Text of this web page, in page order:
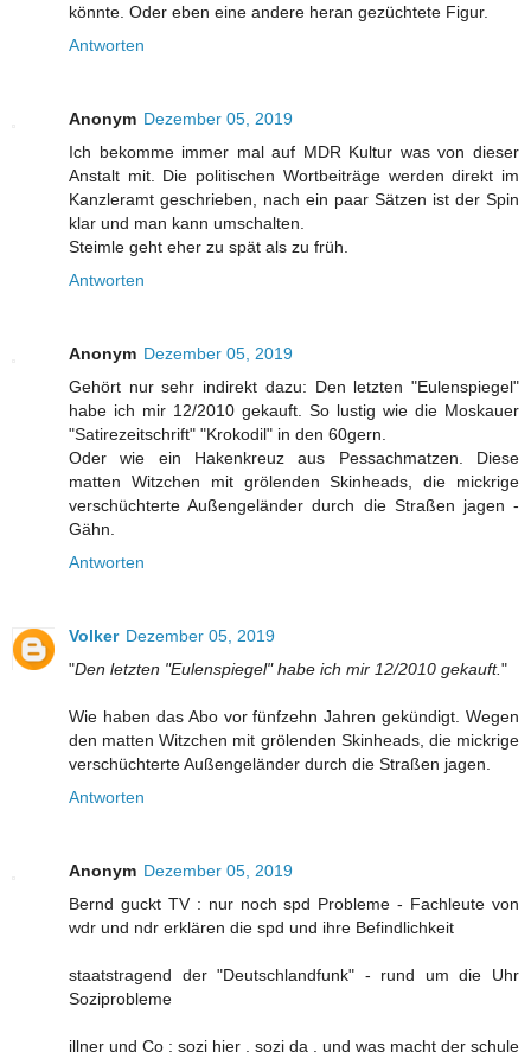
könnte. Oder eben eine andere heran gezüchtete Figur.
Antworten
Anonym Dezember 05, 2019
Ich bekomme immer mal auf MDR Kultur was von dieser
Anstalt mit. Die politischen Wortbeiträge werden direkt im
Kanzleramt geschrieben, nach ein paar Sätzen ist der Spin
klar und man kann umschalten.
Steimle geht eher zu spät als zu früh.
Antworten
Anonym Dezember 05, 2019
Gehört nur sehr indirekt dazu: Den letzten "Eulenspiegel"
habe ich mir 12/2010 gekauft. So lustig wie die Moskauer
"Satirezeitschrift" "Krokodil" in den 60gern.
Oder wie ein Hakenkreuz aus Pessachmatzen. Diese
matten Witzchen mit grölenden Skinheads, die mickrige
verschüchterte Außengeländer durch die Straßen jagen -
Gähn.
Antworten
Volker Dezember 05, 2019
"Den letzten "Eulenspiegel" habe ich mir 12/2010 gekauft."
Wie haben das Abo vor fünfzehn Jahren gekündigt. Wegen
den matten Witzchen mit grölenden Skinheads, die mickrige
verschüchterte Außengeländer durch die Straßen jagen.
Antworten
Anonym Dezember 05, 2019
Bernd guckt TV : nur noch spd Probleme - Fachleute von
wdr und ndr erklären die spd und ihre Befindlichkeit
staatstragend der "Deutschlandfunk" - rund um die Uhr
Soziprobleme
illner und Co : sozi hier , sozi da . und was macht der schule